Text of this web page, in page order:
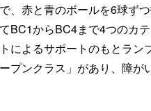
、赤と青のボールを6球ず
BC1からBC4まで4つのカテ
によるサポートのもとラン
プンクラス」があり、障が